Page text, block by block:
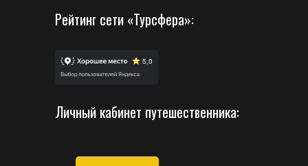
Рейтинг сети «Турсфера»:
Личный кабинет путешественника: